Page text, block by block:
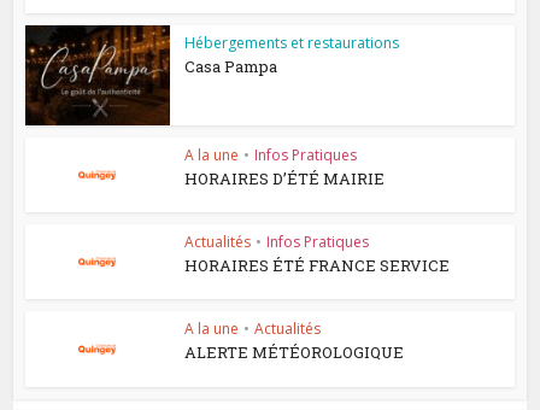
Hébergements et restaurations
Casa Pampa
A la une • Infos Pratiques
HORAIRES D’ÉTÉ MAIRIE
Actualités • Infos Pratiques
HORAIRES ÉTÉ FRANCE SERVICE
A la une • Actualités
ALERTE MÉTÉOROLOGIQUE